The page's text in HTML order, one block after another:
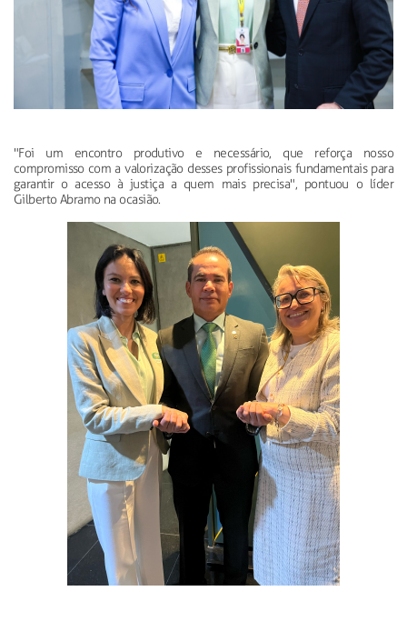
"Foi um encontro produtivo e necessário, que reforça nosso
compromisso com a valorização desses profissionais fundamentais para
garantir o acesso à justiça a quem mais precisa", pontuou o líder
Gilberto Abramo na ocasião.